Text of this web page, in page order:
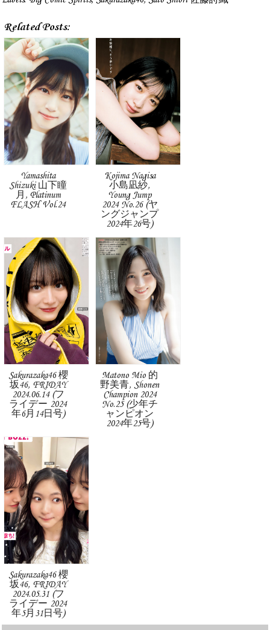
Related Posts:
Yamashita
Shizuki 山下瞳
月, Platinum
FLASH Vol.24
Kojima Nagisa
小島凪紗,
Young Jump
2024 No.26 (ヤ
ングジャンプ
2024年26号)
Sakurazaka46 櫻
坂46, FRIDAY
2024.06.14 (フ
ライデー 2024
年6月14日号)
Matono Mio 的
野美青, Shonen
Champion 2024
No.25 (少年チ
ャンピオン
2024年25号)
Sakurazaka46 櫻
坂46, FRIDAY
2024.05.31 (フ
ライデー 2024
年5月31日号)